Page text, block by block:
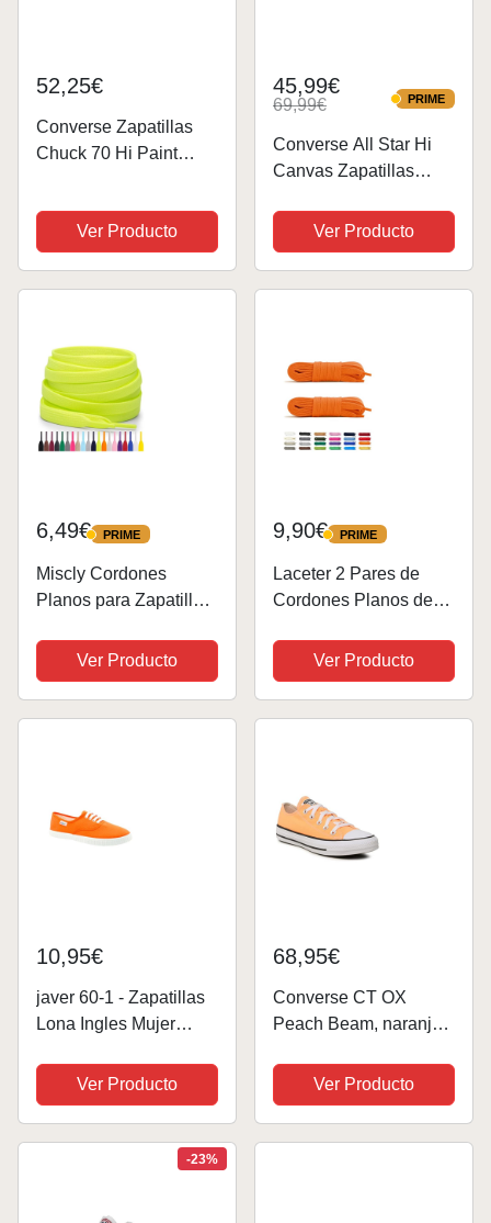
52,25€
Converse Zapatillas
Chuck 70 Hi Paint
leonado/garca/Negro-
Naranja, 44/44.5 EU,
Naranja Marrón Tawny
Ver Producto
45,99€
69,99€ PRIME
PRIME
Converse All Star Hi
Canvas Zapatillas
Ver Producto
6,49€ PRIME
PRIME
Miscly Cordones
Planos para Zapatillas,
Tallas y Colores
(Verde/Amarillo Neón,
114 cm)
Ver Producto
9,90€ PRIME
PRIME
Laceter 2 Pares de
Cordones Planos de
Zapatillas Deportivas -
Compatibles con Nike,
Adidas, Converse -
Ver Producto
10,95€
javer 60-1 - Zapatillas
Lona Ingles Mujer
Ver Producto
68,95€
Converse CT OX
Peach Beam, naranja,
Ver Producto
-23%